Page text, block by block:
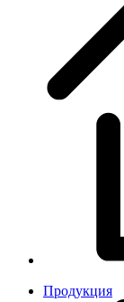
Продукция